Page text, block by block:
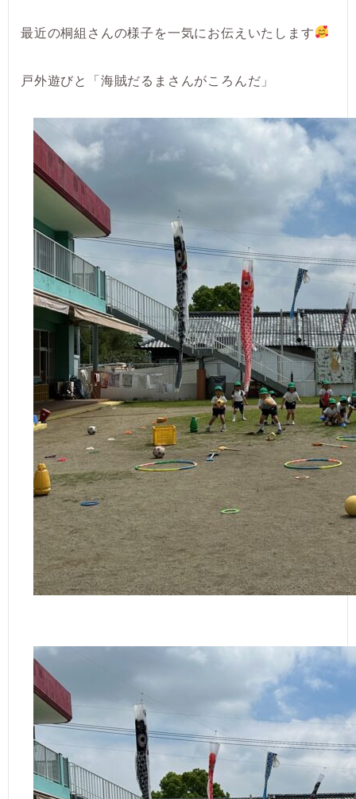
最近の桐組さんの様子を一気にお伝えいたします
戸外遊びと「海賊だるまさんがころんだ」